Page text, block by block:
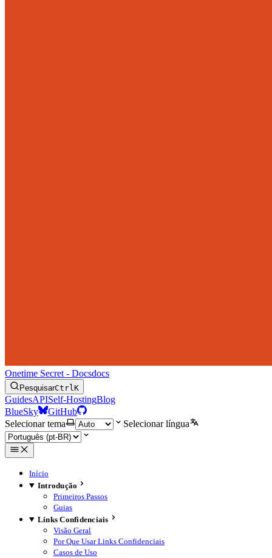
Onetime Secret - Docsdocs
PesquisarCtrlK
GuidesAPISelf-HostingBlog
BlueSky
GitHub
Selecionar tema
Selecionar língua
Início
Introdução
Primeiros Passos
Guias
Links Confidenciais
Visão Geral
Por Que Usar Links Confidenciais
Casos de Uso